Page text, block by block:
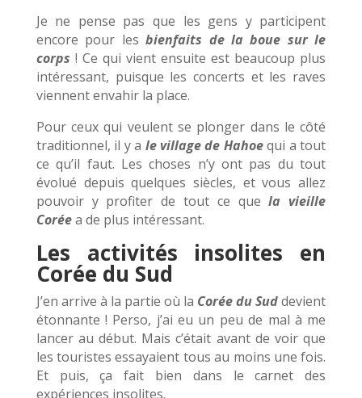
Je ne pense pas que les gens y participent
encore pour lesbienfaits de la boue sur le
corps ! Ce qui vient ensuite est beaucoup plus
intéressant, puisque les concerts et les raves
viennent envahir la place.
Pour ceux qui veulent se plonger dans le côté
traditionnel, il y a le village de Hahoequi a tout
ce qu’il faut. Les choses n’y ont pas du tout
évolué depuis quelques siècles, et vous allez
pouvoir y profiter de tout ce quela vieille
Coréea de plus intéressant.
Les activités insolites en
Corée du Sud
J’en arrive à la partie où la Corée du Suddevient
étonnante ! Perso, j’ai eu un peu de mal à me
lancer au début. Mais c’était avant de voir que
les touristes essayaient tous au moins une fois.
Et puis, ça fait bien dans le carnet des
expériences insolites.